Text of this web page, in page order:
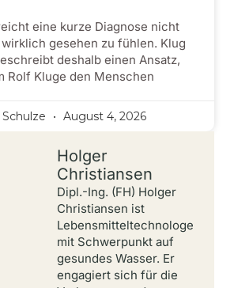
eine kurze Diagnose nicht
gesehen zu fühlen. Klug
deshalb einen Ansatz,
Rolf Kluge den Menschen
August 4, 2026
Holger
Christiansen
Dipl.-Ing. (FH) Holger
Christiansen ist
Lebensmitteltechnologe
mit Schwerpunkt auf
gesundes Wasser. Er
engagiert sich für die